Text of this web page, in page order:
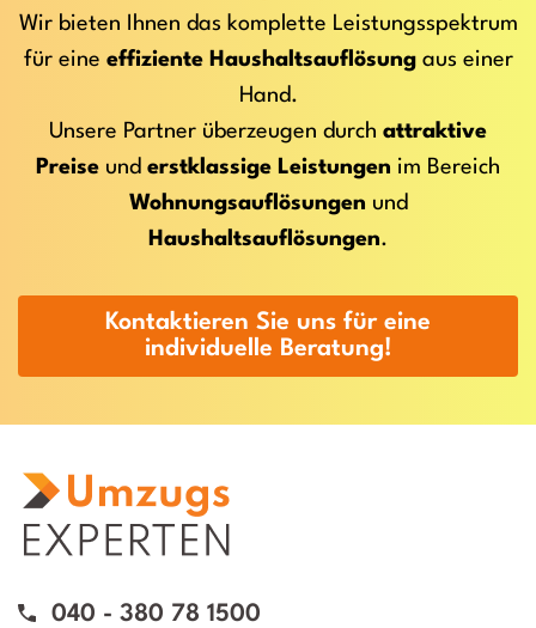
Wir bieten Ihnen das komplette Leistungsspektrum
für eine effiziente Haushaltsauflösungaus einer
Hand.
Unsere Partner überzeugen durch attraktive
Preise und erstklassige Leistungen im Bereich
Wohnungsauflösungen und
Haushaltsauflösungen.
Kontaktieren Sie uns für eine
individuelle Beratung!
040 - 380 78 1500